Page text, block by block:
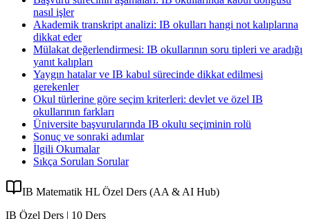
nasıl işler
Akademik transkript analizi: IB okulları hangi not kalıplarına
dikkat eder
Mülakat değerlendirmesi: IB okullarının soru tipleri ve aradığı
yanıt kalıpları
Yaygın hatalar ve IB kabul sürecinde dikkat edilmesi
gerekenler
Okul türlerine göre seçim kriterleri: devlet ve özel IB
okullarının farkları
Üniversite başvurularında IB okulu seçiminin rolü
Sonuç ve sonraki adımlar
İlgili Okumalar
Sıkça Sorulan Sorular
IB Matematik HL Özel Ders (AA & AI Hub)
IB Özel Ders | 10 Ders